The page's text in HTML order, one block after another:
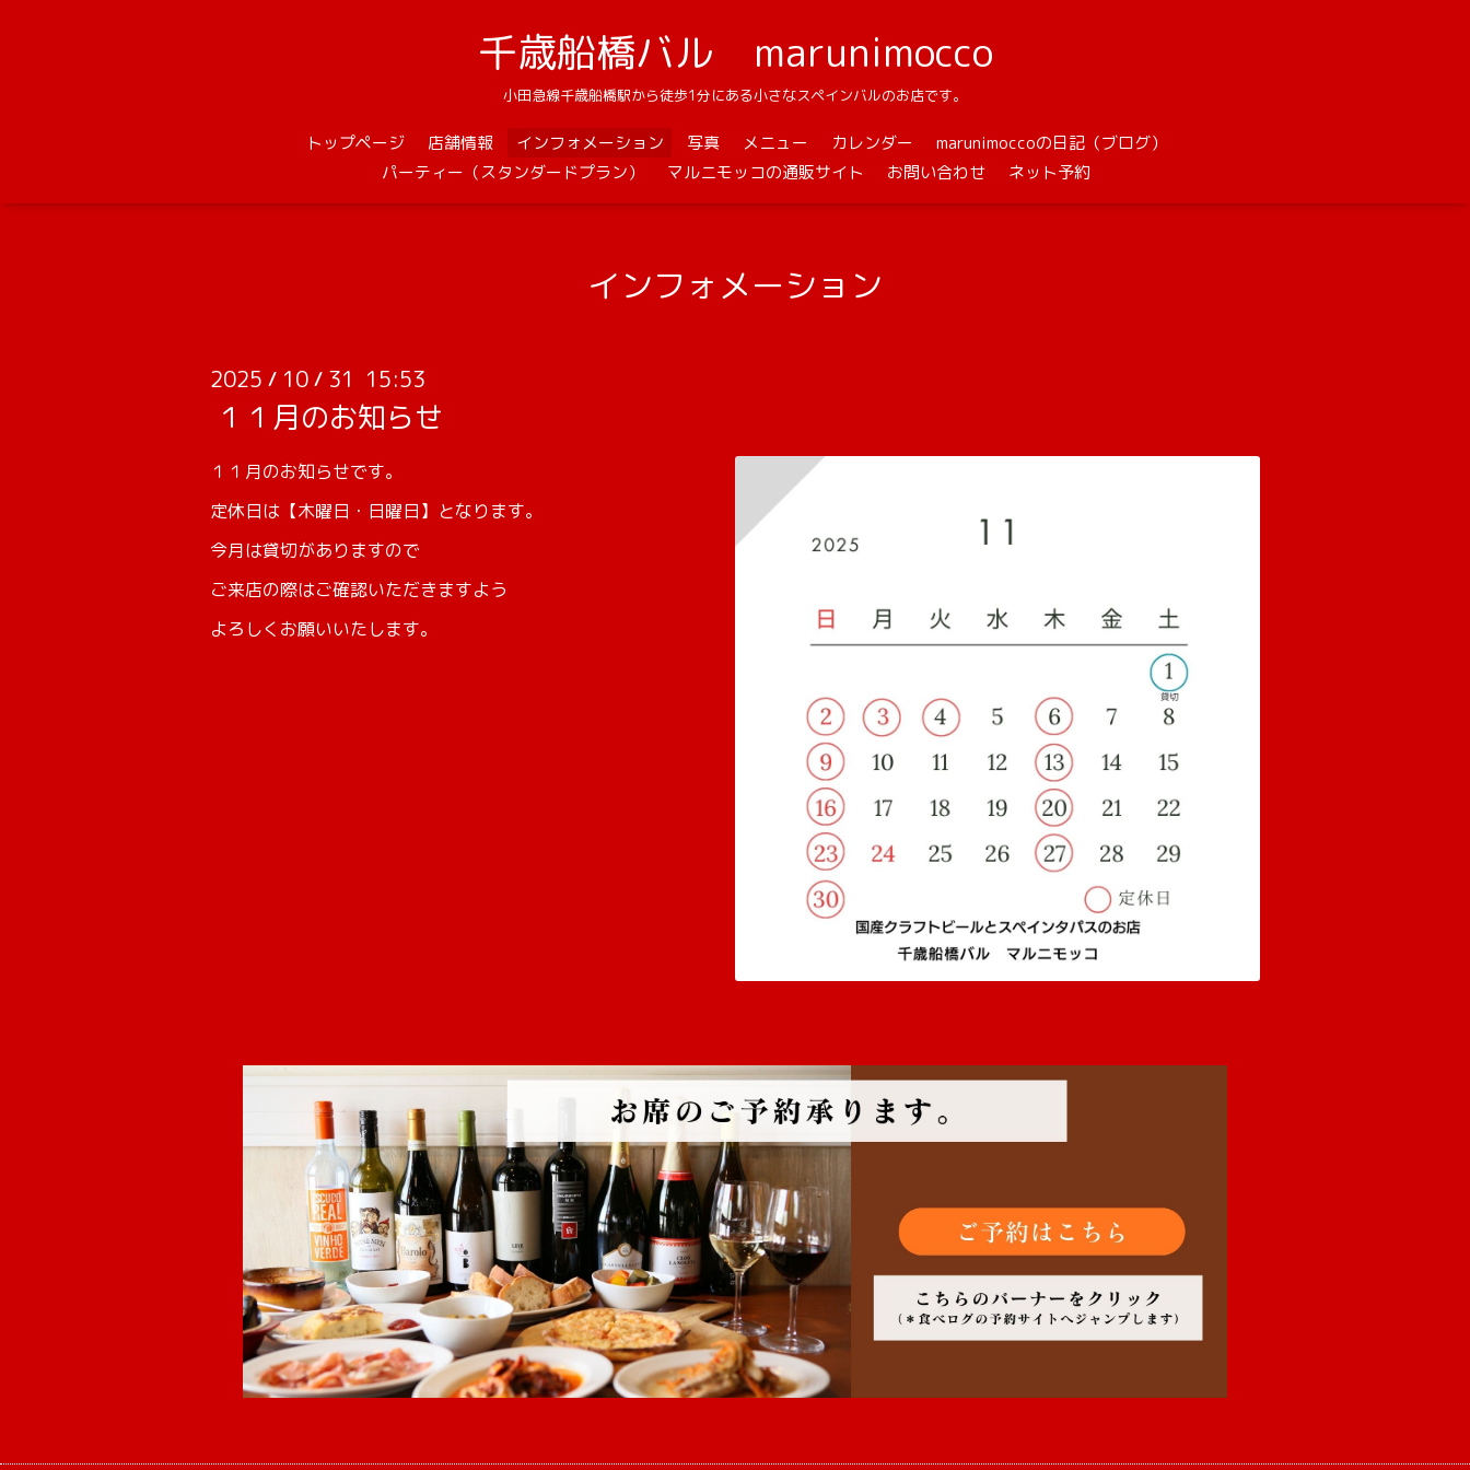
千歳船橋バル marunimocco
小田急線千歳船橋駅から徒歩1分にある小さなスペインバルのお店です。
トップページ 店舗情報 インフォメーション 写真 メニュー カレンダー
marunimoccoの日記（ブログ）
パーティー（スタンダードプラン）
マルニモッコの通販サイト お問い合わせ ネット予約
インフォメーション
2025 / 10 / 31 15:53
１１月のお知らせ
１１月のお知らせです。
定休日は【木曜日・日曜日】となります。
今月は貸切がありますので
ご来店の際はご確認いただきますよう
よろしくお願いいたします。